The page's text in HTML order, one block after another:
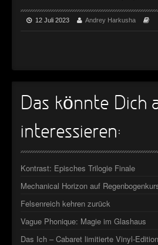
►
12 Juli 2023 Andrey Harkusha
Das könnte Dich
interessieren:
Kontrast: Episches Trilogie Finale
Mechanical Horizon auf
Felsenreich kehren zurück
Vague Phonique: Magie im Glashaus
Das Ich – Cabaret limitierte Vinyl-Edition